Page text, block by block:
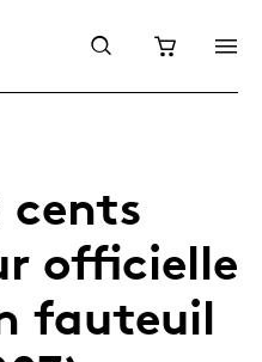
cents
officielle
fauteuil